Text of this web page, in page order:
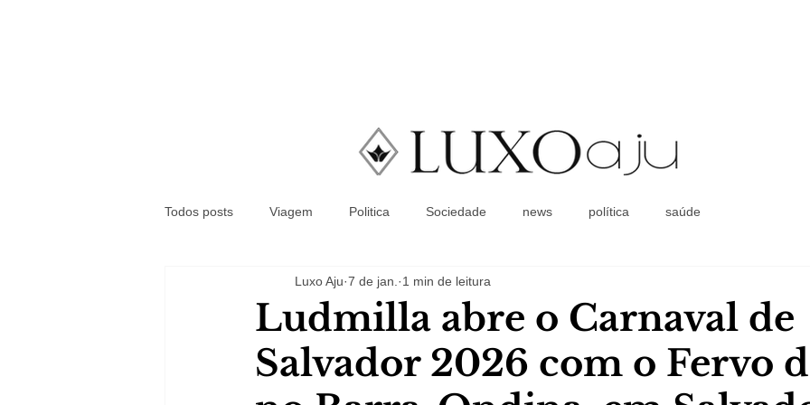
Coluna Social
Todos posts Viagem Politica Sociedade news política saúde
Ludmilla abre o Carnaval de
Salvador 2026 com o Fervo
Luxo Aju 7 de jan. 1 min de leitura